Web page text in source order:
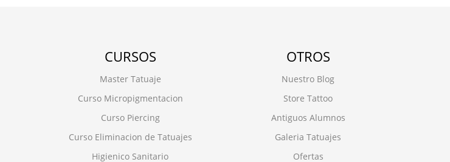
CURSOS
Master Tatuaje
Curso Micropigmentacion
Curso Piercing
Curso Eliminacion de Tatuajes
Higienico Sanitario
OTROS
Nuestro Blog
Store Tattoo
Antiguos Alumnos
Galeria Tatuajes
Ofertas